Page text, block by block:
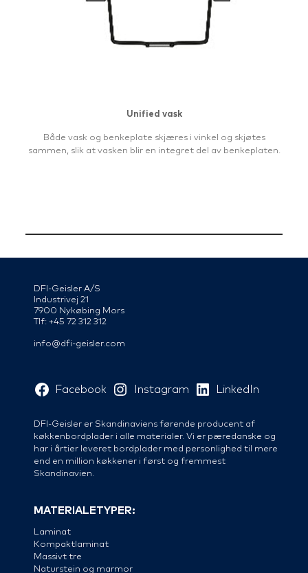
Unified vask
Både vask og benkeplate skjæres i vinkel og skjøtes
sammen, slik at vasken blir en integret del av benkeplaten.
DFI-Geisler A/S
Industrivej 21
7900 Nykøbing Mors
Tlf: +45 72 312 312
info@dfi-geisler.com
Facebook Instagram LinkedIn
DFI-Geisler er Skandinaviens førende producent af
køkkenbordplader i alle materialer. Vi er pæredanske og
har i årtier leveret bordplader med personlighed til mere
end en million køkkener i først og fremmest
Skandinavien.
MATERIALETYPER:
Laminat
Kompaktlaminat
Massivt tre
Naturstein og marmor